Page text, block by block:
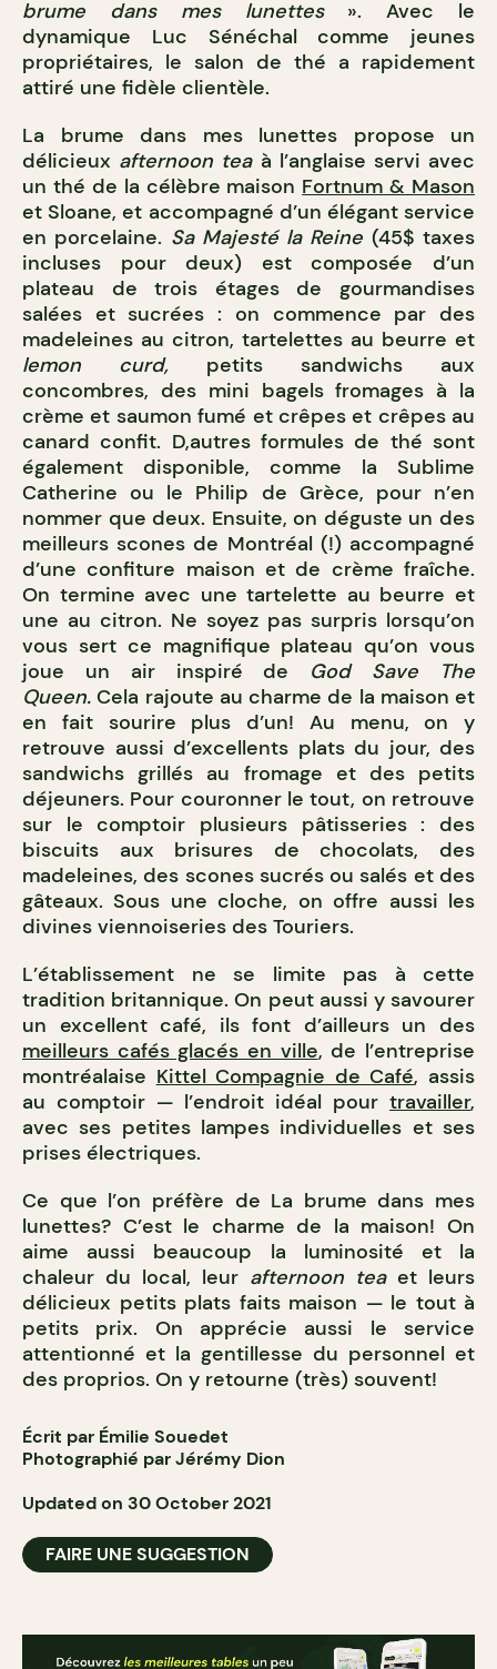
brume dans mes lunettes». Avec le
dynamique Luc Sénéchal comme jeunes
propriétaires, le salon de thé a rapidement
attiré une fidèle clientèle.
La brume dans mes lunettes propose un
délicieux afternoon teaà l’anglaise servi avec
un thé de la célèbre maison Fortnum & Mason
et Sloane, et accompagné d’un élégant service
en porcelaine. Sa Majesté la Reine (45$ taxes
incluses pour deux) est composée d’un
plateau de trois étages de gourmandises
salées et sucrées : on commence par des
madeleines au citron, tartelettes au beurre et
lemon curd, petits sandwichs aux
concombres, des mini bagels fromages à la
crème et saumon fumé et crêpes et crêpes au
canard confit. D,autres formules de thé sont
également disponible, comme la Sublime
Catherine ou le Philip de Grèce, pour n’en
nommer que deux. Ensuite, on déguste un des
meilleurs scones de Montréal (!) accompagné
d’une confiture maison et de crème fraîche.
On termine avec une tartelette au beurre et
une au citron. Ne soyez pas surpris lorsqu’on
vous sert ce magnifique plateau qu’on vous
joue un air inspiré de God Save The
Queen. Cela rajoute au charme de la maison et
en fait sourire plus d’un! Au menu, on y
retrouve aussi d’excellents plats du jour, des
sandwichs grillés au fromage et des petits
déjeuners. Pour couronner le tout, on retrouve
sur le comptoir plusieurs pâtisseries : des
biscuits aux brisures de chocolats, des
madeleines, des scones sucrés ou salés et des
gâteaux. Sous une cloche, on offre aussi les
divines viennoiseries des Touriers.
L’établissement ne se limite pas à cette
tradition britannique. On peut aussi y savourer
un excellent café, ils font d’ailleurs un des
meilleurs cafés glacés en ville, de l’entreprise
montréalaise Kittel Compagnie de Café, assis
au comptoir — l’endroit idéal pour travailler,
avec ses petites lampes individuelles et ses
prises électriques.
Ce que l’on préfère de La brume dans mes
lunettes? C’est le charme de la maison! On
aime aussi beaucoup la luminosité et la
chaleur du local, leur afternoon teaet leurs
délicieux petits plats faits maison — le tout à
petits prix. On apprécie aussi le service
attentionné et la gentillesse du personnel et
des proprios. On y retourne (très) souvent!
Écrit par Émilie Souedet
Photographié par Jérémy Dion
Updated on 30 October 2021
FAIRE UNE SUGGESTION